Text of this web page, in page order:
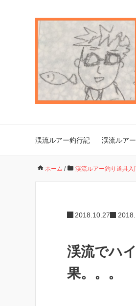
渓流ルアー釣行記 渓流ルア
ホーム / 渓流ルアー釣り道具入
2018.10.27
渓流でハ
果。。。